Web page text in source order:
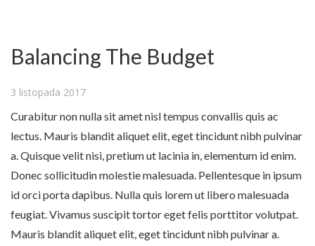
Balancing The Budget
3 listopada 2017
Curabitur non nulla sit amet nisl tempus convallis quis ac
lectus. Mauris blandit aliquet elit, eget tincidunt nibh pulvinar
a. Quisque velit nisi, pretium ut lacinia in, elementum id enim.
Donec sollicitudin molestie malesuada. Pellentesque in ipsum
id orci porta dapibus. Nulla quis lorem ut libero malesuada
feugiat. Vivamus suscipit tortor eget felis porttitor volutpat.
Mauris blandit aliquet elit, eget tincidunt nibh pulvinar a.